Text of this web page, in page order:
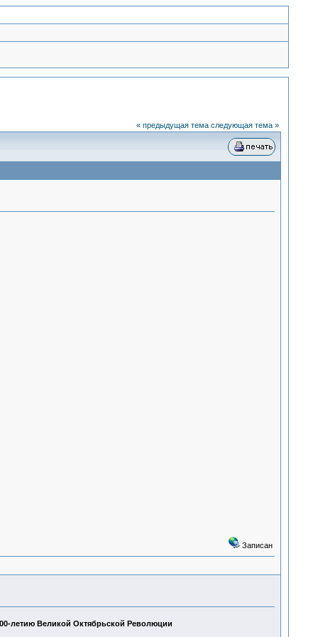
« предыдущая тема следующая тема »
Записан
летию Великой Октябрьской Революции